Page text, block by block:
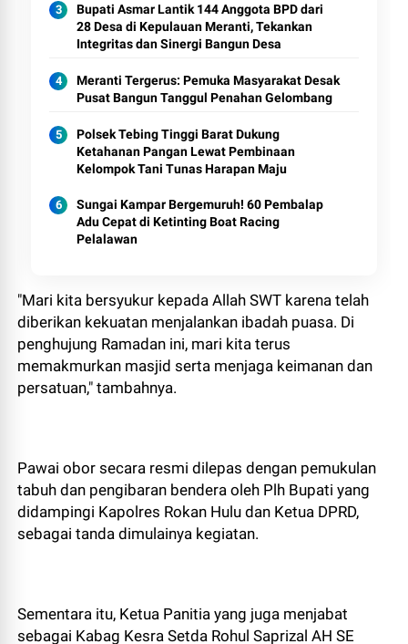
Bupati Asmar Lantik 144 Anggota BPD dari
28 Desa di Kepulauan Meranti, Tekankan
Integritas dan Sinergi Bangun Desa
Meranti Tergerus: Pemuka Masyarakat Desak
Pusat Bangun Tanggul Penahan Gelombang
Polsek Tebing Tinggi Barat Dukung
Ketahanan Pangan Lewat Pembinaan
Kelompok Tani Tunas Harapan Maju
Sungai Kampar Bergemuruh! 60 Pembalap
Adu Cepat di Ketinting Boat Racing
Pelalawan
"Mari kita bersyukur kepada Allah SWT karena telah
diberikan kekuatan menjalankan ibadah puasa. Di
penghujung Ramadan ini, mari kita terus
memakmurkan masjid serta menjaga keimanan dan
persatuan," tambahnya.
Pawai obor secara resmi dilepas dengan pemukulan
tabuh dan pengibaran bendera oleh Plh Bupati yang
didampingi Kapolres Rokan Hulu dan Ketua DPRD,
sebagai tanda dimulainya kegiatan.
Sementara itu, Ketua Panitia yang juga menjabat
sebagai Kabag Kesra Setda Rohul Saprizal AH SE